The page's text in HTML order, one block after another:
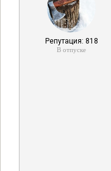
Репутация: 818
В отпуске